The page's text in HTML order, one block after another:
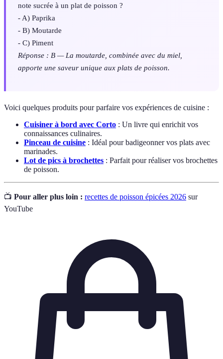
note sucrée à un plat de poisson ?
- A) Paprika
- B) Moutarde
- C) Piment
Réponse : B — La moutarde, combinée avec du miel,
apporte une saveur unique aux plats de poisson.
Voici quelques produits pour parfaire vos expériences de cuisine :
Cuisiner à bord avec Corto : Un livre qui enrichit vos
connaissances culinaires.
Pinceau de cuisine : Idéal pour badigeonner vos plats avec
marinades.
Lot de pics à brochettes : Parfait pour réaliser vos brochettes
de poisson.
📺 Pour aller plus loin : recettes de poisson épicées 2026 sur
YouTube